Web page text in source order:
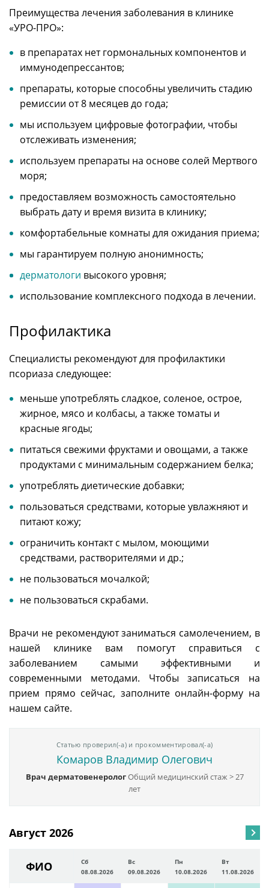
Преимущества лечения заболевания в клинике
«УРО-ПРО»:
в препаратах нет гормональных компонентов и
иммунодепрессантов;
препараты, которые способны увеличить стадию
ремиссии от 8 месяцев до года;
мы используем цифровые фотографии, чтобы
отслеживать изменения;
используем препараты на основе солей Мертвого
моря;
предоставляем возможность самостоятельно
выбрать дату и время визита в клинику;
комфортабельные комнаты для ожидания приема;
мы гарантируем полную анонимность;
дерматологи высокого уровня;
использование комплексного подхода в лечении.
Профилактика
Специалисты рекомендуют для профилактики
псориаза следующее:
меньше употреблять сладкое, соленое, острое,
жирное, мясо и колбасы, а также томаты и
красные ягоды;
питаться свежими фруктами и овощами, а также
продуктами с минимальным содержанием белка;
употреблять диетические добавки;
пользоваться средствами, которые увлажняют и
питают кожу;
ограничить контакт с мылом, моющими
средствами, растворителями и др.;
не пользоваться мочалкой;
не пользоваться скрабами.
Врачи не рекомендуют заниматься самолечением, в
нашей клинике вам помогут справиться с
заболеванием самыми эффективными и
современными методами. Чтобы записаться на
прием прямо сейчас, заполните онлайн-форму на
нашем сайте.
Статью проверил(-а) и прокомментировал(-а)
Комаров Владимир Олегович
Врач дерматовенерологОбщий медицинский стаж > 27
лет
Август 2026
ФИО
Сб
08.08.2026
Вс
09.08.2026
Пн
10.08.2026
Вт
11.08.2026